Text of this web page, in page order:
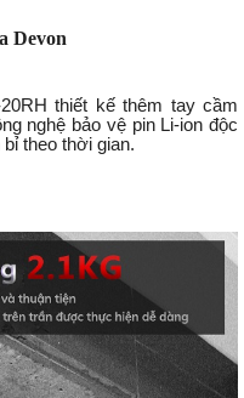
Devon
thiết kế thêm tay cầm
nghệ bảo vệ pin Li-ion độc
theo thời gian.